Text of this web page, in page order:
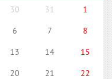
30 31
1
6 7
8
13 14
15
20 21
22